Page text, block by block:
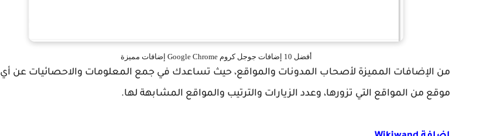
أفضل 10 إضافات جوجل كروم Google Chrome إضافات مميزة
من الإضافات المميزة لأصحاب المدونات والمواقع، حيث تساعدك في جمع المعلومات والاحصائيات عن أي
موقع من المواقع التي تزورها، وعدد الزيارات والترتيب والمواقع المشابهة لها.